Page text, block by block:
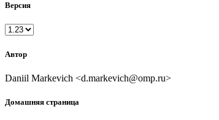
Версия
Автор
Daniil Markevich <d.markevich@omp.ru>
Домашняя страница